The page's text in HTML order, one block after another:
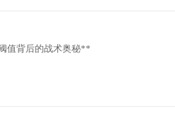
值背后的战术奥秘**